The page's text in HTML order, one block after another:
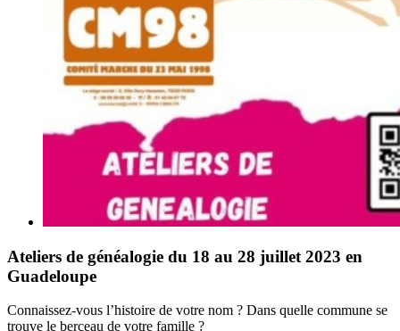
Ateliers de généalogie du 18 au 28 juillet 2023 en
Guadeloupe
Connaissez-vous l’histoire de votre nom ? Dans quelle commune se
trouve le berceau de votre famille ?